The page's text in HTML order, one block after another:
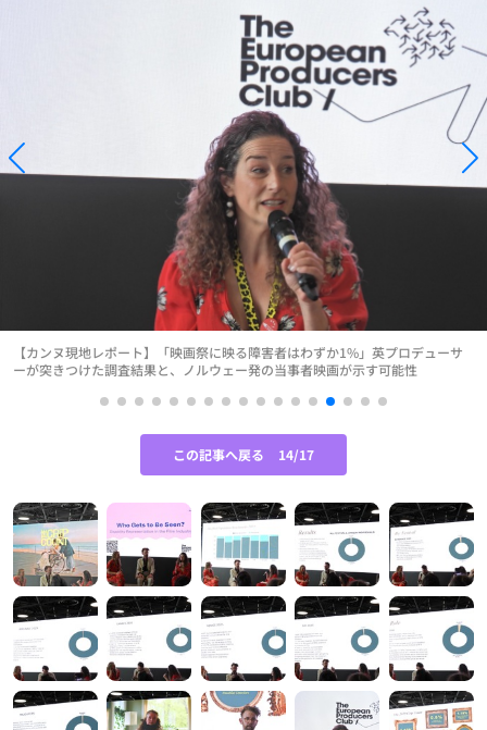
【カンヌ現地レポート】「映画祭に映る障害者はわずか1%」英プロデューサ
ーが突きつけた調査結果と、ノルウェー発の当事者映画が示す可能性
この記事へ戻る 14/17